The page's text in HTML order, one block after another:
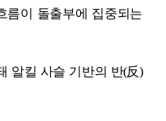
름이 돌출부에 집중되는
알킬 사슬 기반의 반(反)